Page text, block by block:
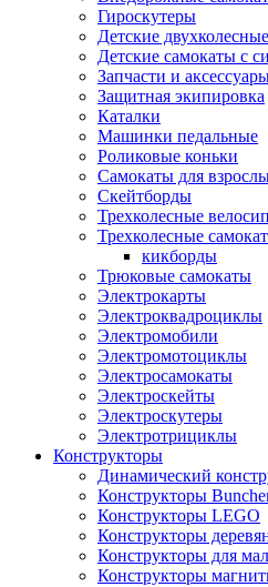
Гироскутеры
Детские
Детские самокаты с
Запчасти и
Защитная экипировка
Каталки
Машинки педальные
Роликовые коньки
Самокаты для
Скейтборды
Трехколесные
Трехколесные
кикборды
Трюковые самокаты
Электрокарты
Электроквадроциклы
Электромобили
Электромотоциклы
Электросамокаты
Электроскейты
Электроскутеры
Электротрициклы
Конструкторы
Динамический
Конструкторы
Конструкторы LEGO
Конструкторы
Конструкторы для
Конструкторы